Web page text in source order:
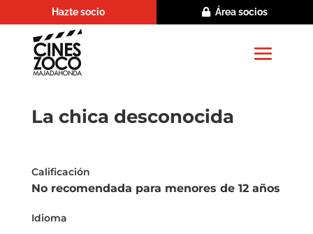
Hazte socio Área socios
La chica desconocida
Calificación
No recomendada para menores de 12 años
Idioma